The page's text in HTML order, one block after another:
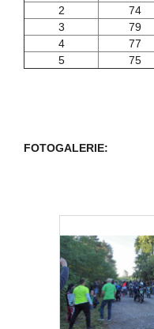
2
74
3
79
4
77
5
75
FOTOGALERIE: